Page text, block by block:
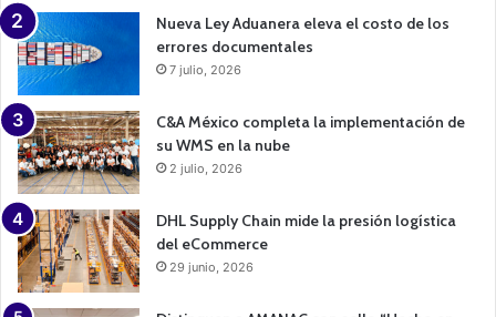
Nueva Ley Aduanera eleva el costo de los
errores documentales
7 julio, 2026
C&A México completa la implementación de
su WMS en la nube
2 julio, 2026
DHL Supply Chain mide la presión logística
del eCommerce
29 junio, 2026